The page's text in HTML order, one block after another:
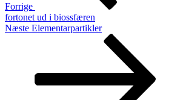
Forrige
fortonet ud i biossfæren
Næste
Næste Elementarpartikler